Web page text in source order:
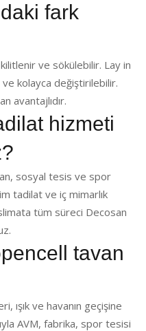
fark
ve sökülebilir. Lay in
ve kolayca değiştirilebilir.
avantajlıdır.
hizmeti
sosyal tesis ve spor
tadilat ve iç mimarlık
tüm süreci Decosan
tavan
ışık ve havanın geçişine
AVM, fabrika, spor tesisi